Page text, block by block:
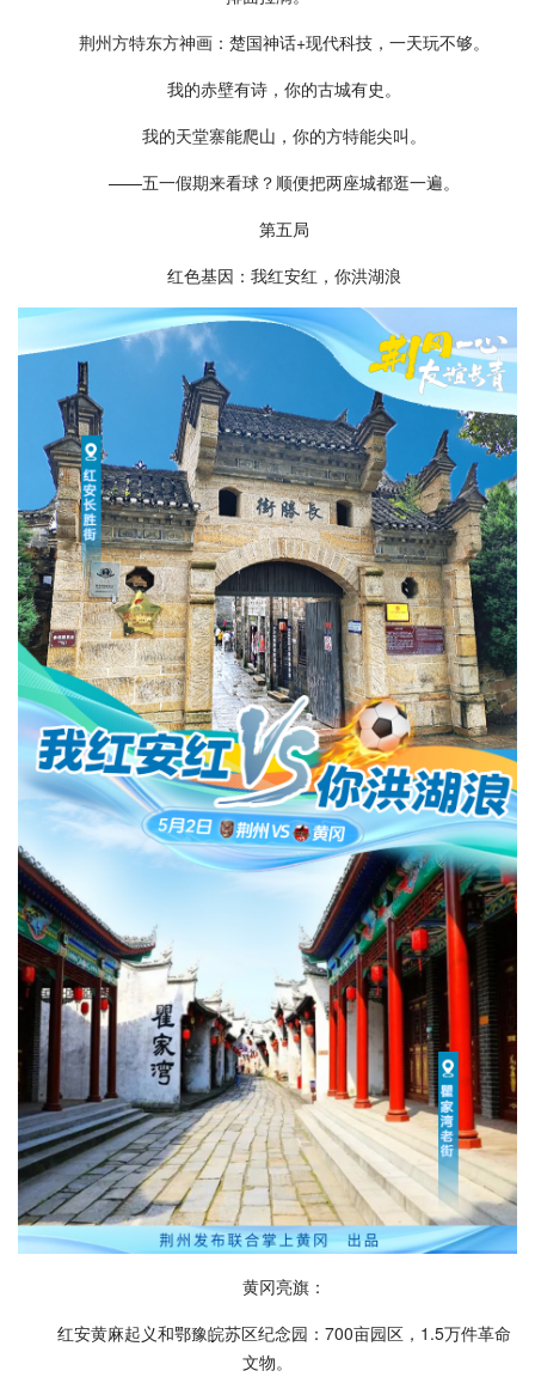
荆州方特东方神画：楚国神话+现代科技，一天玩不够。
我的赤壁有诗，你的古城有史。
我的天堂寨能爬山，你的方特能尖叫。
——五一假期来看球？顺便把两座城都逛一遍。
第五局
红色基因：我红安红，你洪湖浪
黄冈亮旗：
红安黄麻起义和鄂豫皖苏区纪念园：700亩园区，1.5万件革命
文物。